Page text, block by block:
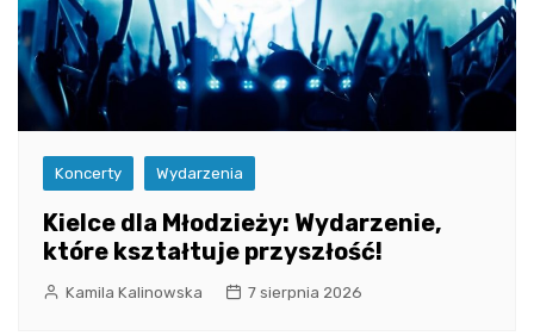
Koncerty Wydarzenia
Kielce dla Młodzieży: Wydarzenie,
które kształtuje przyszłość!
Kamila Kalinowska 7 sierpnia 2026